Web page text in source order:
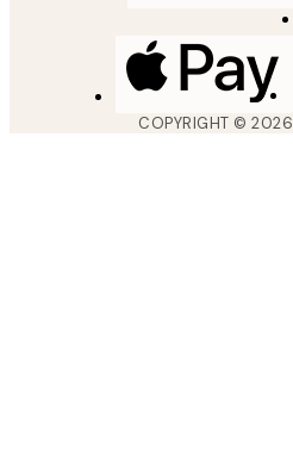
COPYRIGHT ©2026